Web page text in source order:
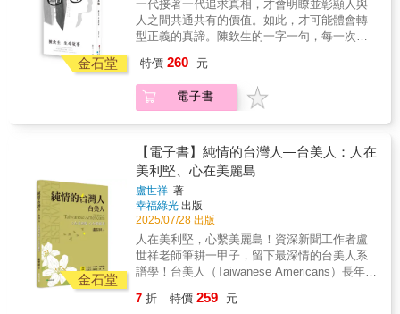
八事件紀念基金會執行長）見到魏廷朝先生在
獄中給子女的書信內容，感嘆其將自身所受的
苦難，化作喜樂給旁人的偉大情操，是真正的
箝制中寫下的「祝你快樂」，是父愛，也是對
自由的渴求。台灣人或許少有快樂的機會，卻
始終懷抱盼望。我們努力傳承記憶，是為了讓
員）魏廷朝在最絕望、最黑暗的牢獄裡，卻把
細微的光，照射在一封封的家書裡。他的身體
被關在牢裡，但他的心靈是個完全陪伴孩子成
長的爸爸。他回到牢房，舉起顫抖的手，寫
「你要好好愛護妹妹」這幾個字，這份愛的火
焰，炙熱到綠島再冷的海風，都吹不熄。這本
書，是一本給父母與孩子同理、對話的參考教
本。──張之豪（基隆市議員）◎國家人權博物
館出版補助
想與內心，從中窺見他對平凡幸福的渴望與追
求，對自由民主的想望與祝福，發現一個更完
整、更立體、更貼近你我生命經驗的魏廷朝，
體會他自由思想的日常與家庭實踐，愛家庭與
美幸（彭明敏文教基金會董事長）邱萬興（民
主運動影像工作者）堅韌推薦──一份跨越台灣
民主進程的愛，字句都在澆灌自由的種子茁
愛，給台灣民主最深遠的寄託。──黃守達（台
中市議員）每一則壯烈的革命故事，其實都是
溫暖的愛：愛自己的家人，愛這座島嶼，是希
望大家可以幸福快樂的祝福。──藍士博（二二
八事件紀念基金會執行長）見到魏廷朝先生在
獄中給子女的書信內容，感嘆其將自身所受的
苦難，化作喜樂給旁人的偉大情操，是真正的
人格者！──周立軒（資深國會助理）魏廷朝在
自由的渴求。台灣人或許少有快樂的機會，卻
金石堂
一代接著一代追求真相，才會明瞭並彰顯人與
人之間共通共有的價值。如此，才可能體會轉
型正義的真諦。陳欽生的一字一句，每一次訴
是政治受難者，但從未捏造生謠、從未虛言道
假。我們忍痛回憶、一再訴說，為的是希望無
端加諸我們身上的悲劇不再重演。」一個馬來
陳欽生（人稱「生哥」）的生命故事，是一部
橫跨國界、穿透白色恐怖黑暗時代的個人史
詩。陳欽生1967年懷抱夢想來到臺灣，就讀臺
南成功大學化學工程學系，然而一紙錯誤的選
擇與一樁毫無關聯的事件，將他的黃金年華推
入國家暴力的深淵。酷刑煉獄：死刑起訴與虛
構的謊言1971年，陳欽生被情治單位以謊言誘
捕，原由竟是與他無涉的「臺南美國新聞處爆
炸案」。他被帶往不詳之地，遭受殘酷非人道
的酷刑和精神凌虐。在長達數十小時不准睡
特價 260 元
電子書
金石堂
【電子書】純情的台灣人—台美人：人在
美利堅、心在美麗島
盧世祥 著
幸福綠光 出版
2025/07/28 出版
人在美利堅，心繫美麗島！資深新聞工作者盧
世祥老師筆耕一甲子，留下最深情的台美人系
譜學！台美人（Taiwanese Americans）長年旅
教育程度與收入多寡，對於台灣社會進步發
7 折 特價 259 元